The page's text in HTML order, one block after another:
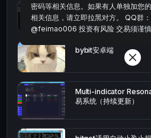
okx的短线量化的免费
bybit安卓端
Multi-indicator
易系统（持续更新）
密码等相关信息。如果有人单独加您
相关信息，请立即拉黑对方。 QQ群
@feimao006 投资有风险 交易须谨慎